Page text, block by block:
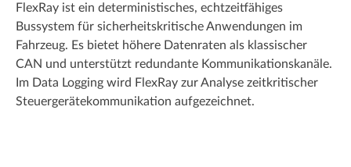
FlexRay ist ein deterministisches, echtzeitfähiges
Bussystem für sicherheitskritische Anwendungen im
Fahrzeug. Es bietet höhere Datenraten als klassischer
CAN und unterstützt redundante Kommunikationskanäle.
Im Data Logging wird FlexRay zur Analyse zeitkritischer
Steuergerätekommunikation aufgezeichnet.